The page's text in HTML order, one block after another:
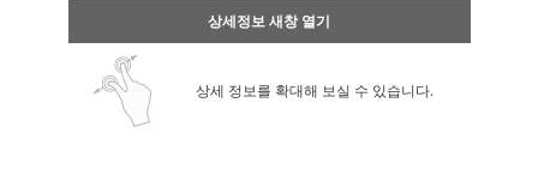
상세정보 새창 열기
상세 정보를 확대해 보실 수 있습니다.